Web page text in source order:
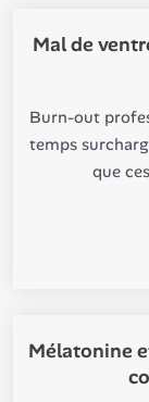
Mal de
Burn-out
temps
que
Mélatonine